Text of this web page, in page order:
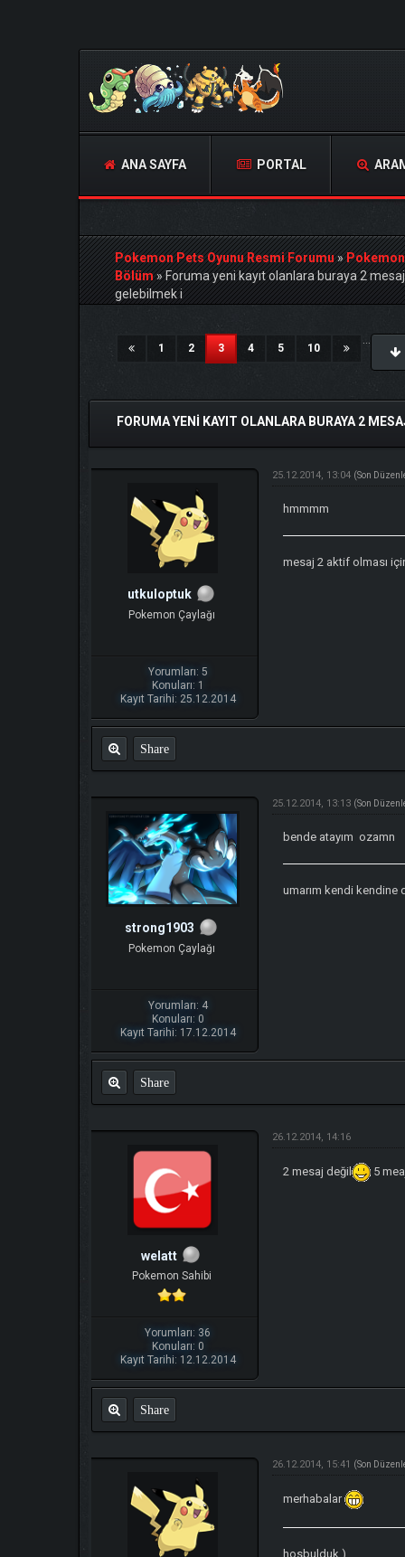
ANA SAYFA PORTAL
Pokemon Pets Oyunu Resmi Forumu»
Bölüm»Foruma yeni kayıt olanlara buraya 2 mesaj
gelebilmek i
1 2 3(current)
4 5
...
10
Derecelendirme: 3.67/5 - 3 oy
FORUMA YENI KAYIT OLANLARA BURAYA 2
utkuloptuk
Pokemon Çaylağı
Yorumları: 5
Konuları: 1
Kayıt Tarihi: 25.12.2014
25.12.2014, 13:04 (Son
hmmmm
mesaj 2 aktif olması
Share
strong1903
Pokemon Çaylağı
Yorumları: 4
Konuları: 0
Kayıt Tarihi: 17.12.2014
25.12.2014, 13:13 (Son
bende atayım ozamn
umarım kendi kendine
Share
welatt
Pokemon Sahibi
Yorumları: 36
Konuları: 0
Kayıt Tarihi: 12.12.2014
26.12.2014, 14:16
2 mesaj değil 5
Share
26.12.2014, 15:41 (Son
merhabalar
hosbulduk )